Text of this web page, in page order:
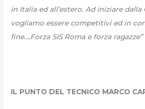
in Italia ed all’estero. Ad iniziare dalla
vogliamo essere competitivi ed in
fine….Forza SIS Roma e forza ragazze”
IL PUNTO DEL TECNICO MARCO